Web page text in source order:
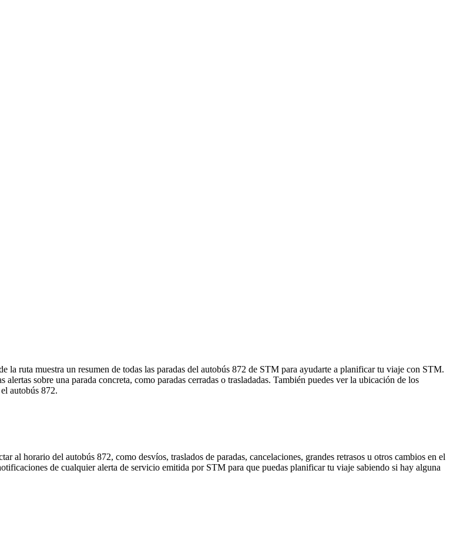
la ruta muestra un resumen de todas las paradas del autobús 872 de STM para ayudarte a planificar tu viaje con STM.
sobre una parada concreta, como paradas cerradas o trasladadas. También puedes ver la ubicación de los
autobús 872.
al horario del autobús 872, como desvíos, traslados de paradas, cancelaciones, grandes retrasos u otros cambios en el
de cualquier alerta de servicio emitida por STM para que puedas planificar tu viaje sabiendo si hay alguna